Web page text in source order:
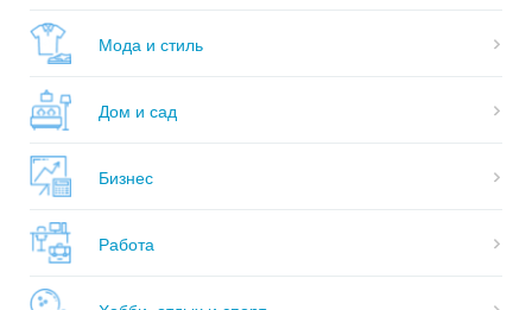
Мода и стиль
Дом и сад
Бизнес
Работа